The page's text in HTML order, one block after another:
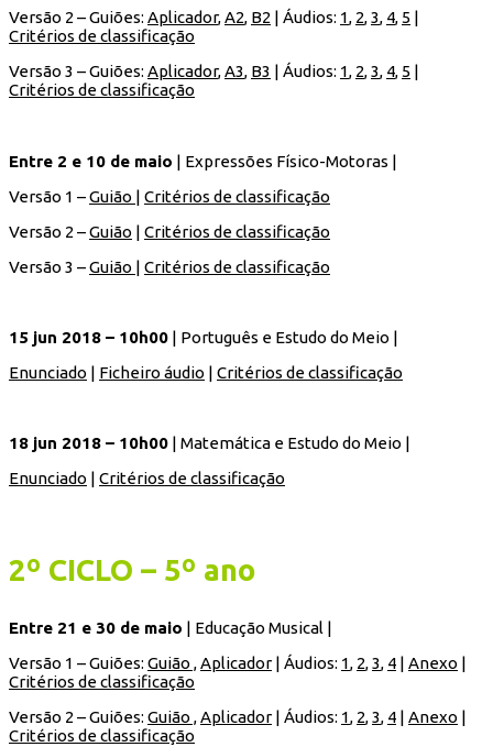
Versão 2 – Guiões: Aplicador,A2, B2 | Áudios: 1, 2,3, 4,5 |
Critérios de classificação
Versão 3 – Guiões: Aplicador,A3, B3 | Áudios: 1, 2,3, 4,5
Critérios de classificação
Entre 2 e 10 de maio | Expressões Físico-Motoras |
Versão 1 –Guião | Critérios de classificação
Versão 2 –Guião | Critérios de classificação
Versão 3 –Guião | Critérios de classificação
15 jun 2018 – 10h00 | Português e Estudo do Meio |
Enunciado | Ficheiro áudio | Critérios de classificação
18 jun 2018 – 10h00 | Matemática e Estudo do Meio |
Enunciado | Critérios de classificação
2º CICLO – 5º ano
Entre 21 e 30 de maio | Educação Musical |
Versão 1 – Guiões: Guião ,Aplicador| Áudios: 1, 2,3, 4 | Anexo |
Critérios de classificação
Versão 2 – Guiões: Guião ,Aplicador| Áudios: 1, 2,3, 4 | Anexo |
Critérios de classificação